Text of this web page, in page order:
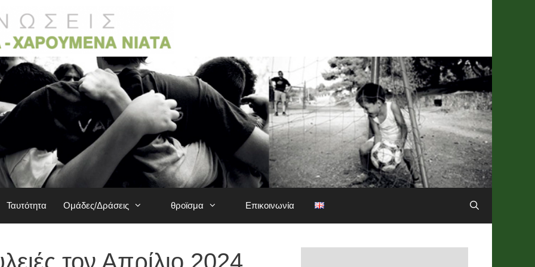
Ταυτότητα Ομάδες/Δράσεις θροϊσμα Επικοινωνία
τον Απρίλιο 2024